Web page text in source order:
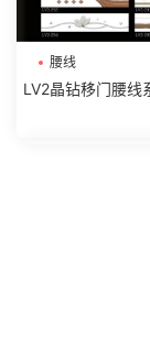
腰线
LV2晶钻移门腰线